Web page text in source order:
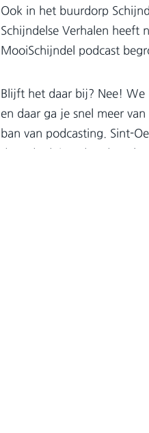
Ook in het buurdorp
Schijndelse Verhalen heeft
MooiSchijndel podcast
Blijft het daar bij? Nee! We
en daar ga je snel meer
ban van podcasting. Sint-
door de duizenden